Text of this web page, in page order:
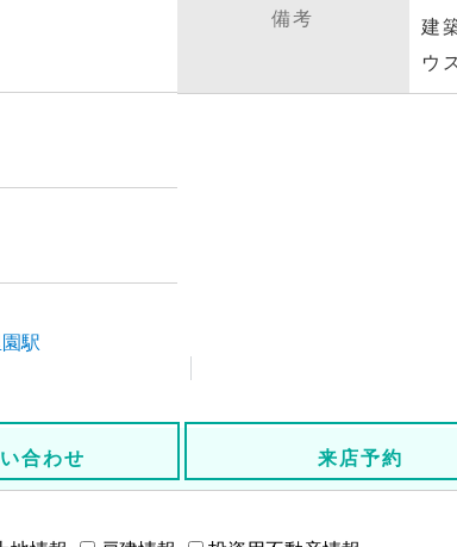
備考
建
ウ
駅
合わせ 来店予約